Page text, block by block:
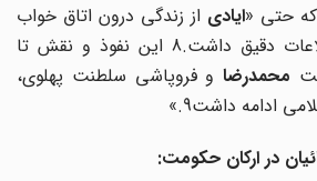
حتی « ایادیاز زندگی درون اتاق خواب
اطلاعات دقیق داشت.8 این نفوذ و نقش تا
محمدرضاو فروپاشی سلطنت پهلوی،
ادامه داشت9.»
در ارکان حکومت: